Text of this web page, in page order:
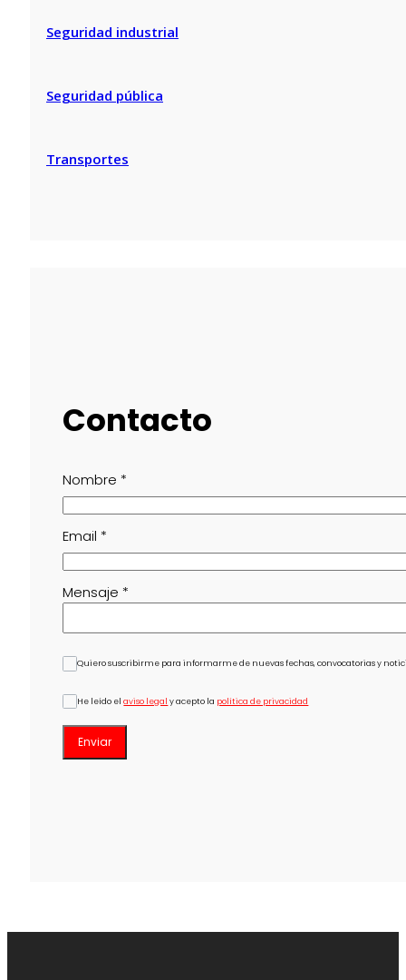
Seguridad industrial
Seguridad pública
Transportes
Contacto
Nombre *
Email *
Mensaje *
Quiero suscribirme para informarme de nuevas fechas, convocatorias y
He leído elaviso legal y acepto la política de privacidad
Enviar